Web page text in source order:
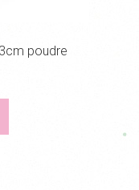
poudre